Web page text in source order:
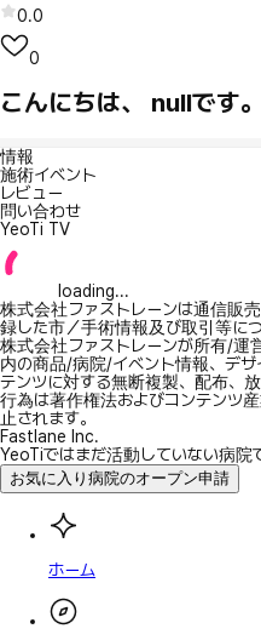
0.0
0
こんにちは、 nullです。
情報
施術イベント
レビュー
問い合わせ
YeoTi TV
loading...
株式会社ファストレーンは通信販
録した市／手術情報及び取引等に
株式会社ファストレーンが所有/運
内の商品/病院/イベント情報、デ
テンツに対する無断複製、配布、
行為は著作権法およびコンテンツ
止されます。
Fastlane Inc.
YeoTiではまだ活動していない病院
お気に入り病院のオープン申請
ホーム